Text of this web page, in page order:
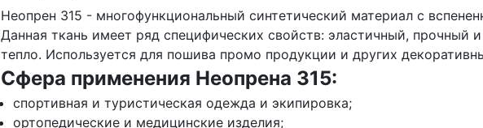
Неопрен 315 - многофункциональный синтетический материал с
Данная ткань имеет ряд специфических свойств: эластичный, прочный
тепло. Используется для пошива промо продукции и других
Сфера применения Неопрена 315:
спортивная и туристическая одежда и экипировка;
ортопедические и медицинские изделия;